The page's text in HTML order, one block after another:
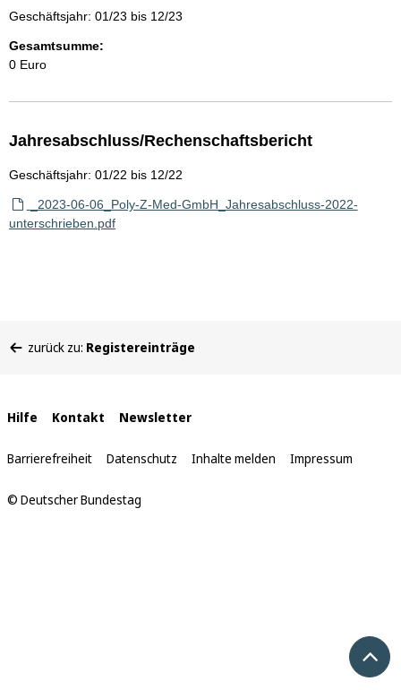
Geschäftsjahr: 01/23 bis 12/23
Gesamtsumme:
0 Euro
Jahresabschluss/Rechenschaftsbericht
Geschäftsjahr: 01/22 bis 12/22
_2023-06-06_Poly-Z-Med-GmbH_Jahresabschluss-2022-
unterschrieben.pdf
befinden
zurück zu: Registereinträge
Interne
Links
Hilfe Kontakt Newsletter
Barrierefreiheit Datenschutz Inhalte melden Impressum
© Deutscher Bundestag